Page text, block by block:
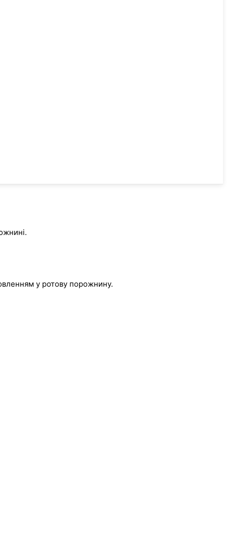
у ротову порожнину.